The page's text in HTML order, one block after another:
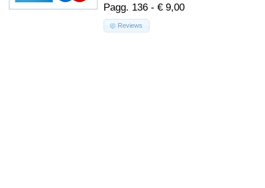
Pagg. 136 - € 9,00
Reviews